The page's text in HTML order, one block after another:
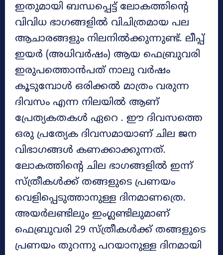
ഇതുമായി ബന്ധപ്പെട്ട് ലോകത്തിന്റെ
വിവിധ ഭാ​ഗങ്ങളിൽ വിചിത്രമായ പല
ആചാരങ്ങളും നിലനിൽക്കുന്നുണ്ട്. ലീപ്പ്
ഇയർ (അധിവർഷം) ആയ ഫെബ്രുവരി
ഇരുപത്തൊൻപത് നാലു വർഷം
കൂടുമ്പോൾ ഒരിക്കൽ മാത്രം വരുന്ന
ദിവസം എന്ന നിലയിൽ ആണ്
പ്രേത്യകതകൾ ഏറെ . ഈ ദിവസത്തെ
ഒരു പ്രത്യേക ദിവസമായാണ് ചില ജന
വിഭാഗങ്ങൾ കണക്കാക്കുന്നത്.
ലോകത്തിന്റെ ചില ഭാ​ഗങ്ങളിൽ ഇന്ന്
സ്ത്രീകൾക്ക് തങ്ങളുടെ പ്രണയം
വെളിപ്പെടുത്താനുള്ള ദിനമാണത്രെ.
അയർലണ്ടിലും ഇം​ഗ്ലണ്ടിലുമാണ്
ഫെബ്രുവരി 29 സ്ത്രീകൾക്ക് തങ്ങളുടെ
പ്രണയം തുറന്നു പറയാനുള്ള ദിനമായി